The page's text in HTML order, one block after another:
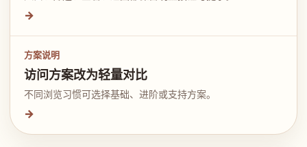
→
方案说明
访问方案改为轻量对比
不同浏览习惯可选择基础、进阶或支持方案。
→